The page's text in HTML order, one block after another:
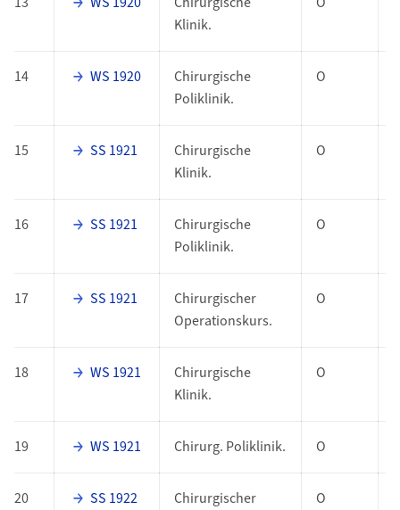
Klinik.
14 WS 1920
Chirurgische
Poliklinik.
O
15 SS 1921
Chirurgische
Klinik.
O
16 SS 1921
Chirurgische
Poliklinik.
O
17 SS 1921
Chirurgischer
Operationskurs.
O
18 WS 1921
Chirurgische
Klinik.
O
19 WS 1921 Chirurg. Poliklinik. O
20 SS 1922
Chirurgischer
O